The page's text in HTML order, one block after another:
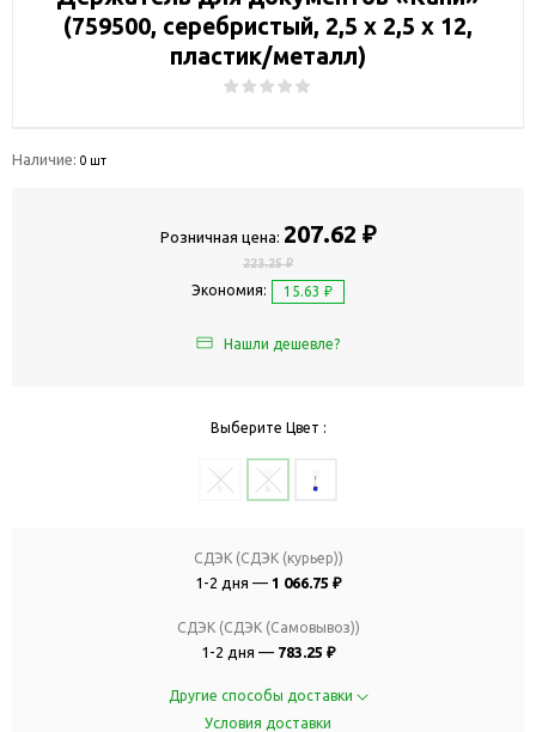
(759500, серебристый, 2,5 х 2,5 х 12,
пластик/металл)
Наличие: 0 шт
Розничная цена: 207.62 ₽
223.25 ₽
Экономия: 15.63 ₽
Нашли дешевле?
Выберите Цвет :
СДЭК (СДЭК (курьер))
1-2 дня — 1 066.75 ₽
СДЭК (СДЭК (Самовывоз))
1-2 дня — 783.25 ₽
Другие способы доставки
Условия доставки